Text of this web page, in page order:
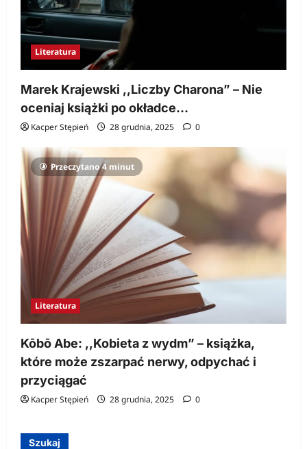
Literatura
Marek Krajewski ,,Liczby Charona” – Nie
oceniaj książki po okładce…
Kacper Stępień 28 grudnia, 2025 0
Przeczytano 4 minut
Literatura
Kōbō Abe: ,,Kobieta z wydm” – książka,
które może zszarpać nerwy, odpychać i
przyciągać
Kacper Stępień 28 grudnia, 2025 0
Szukaj